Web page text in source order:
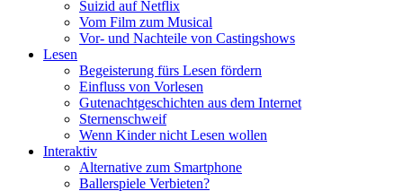
Suizid auf Netflix
Vom Film zum Musical
Vor- und Nachteile von Castingshows
Lesen
Begeisterung fürs Lesen fördern
Einfluss von Vorlesen
Gutenachtgeschichten aus dem Internet
Sternenschweif
Wenn Kinder nicht Lesen wollen
Interaktiv
Alternative zum Smartphone
Ballerspiele Verbieten?